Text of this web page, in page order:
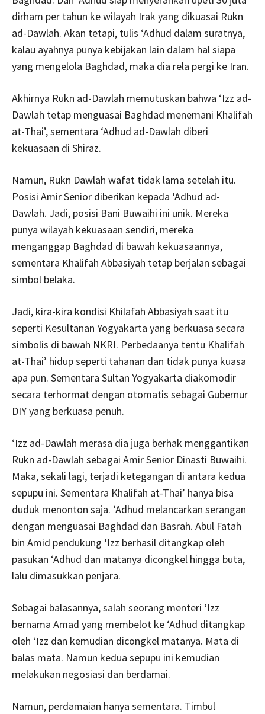
dirham per tahun ke wilayah Irak yang dikuasai Rukn
ad-Dawlah. Akan tetapi, tulis ‘Adhud dalam suratnya,
kalau ayahnya punya kebijakan lain dalam hal siapa
yang mengelola Baghdad, maka dia rela pergi ke Iran.
Akhirnya Rukn ad-Dawlah memutuskan bahwa ‘Izz ad-
Dawlah tetap menguasai Baghdad menemani Khalifah
at-Thai’, sementara ‘Adhud ad-Dawlah diberi
kekuasaan di Shiraz.
Namun, Rukn Dawlah wafat tidak lama setelah itu.
Posisi Amir Senior diberikan kepada ‘Adhud ad-
Dawlah. Jadi, posisi Bani Buwaihi ini unik. Mereka
punya wilayah kekuasaan sendiri, mereka
menganggap Baghdad di bawah kekuasaannya,
sementara Khalifah Abbasiyah tetap berjalan sebagai
simbol belaka.
Jadi, kira-kira kondisi Khilafah Abbasiyah saat itu
seperti Kesultanan Yogyakarta yang berkuasa secara
simbolis di bawah NKRI. Perbedaanya tentu Khalifah
at-Thai’ hidup seperti tahanan dan tidak punya kuasa
apa pun. Sementara Sultan Yogyakarta diakomodir
secara terhormat dengan otomatis sebagai Gubernur
DIY yang berkuasa penuh.
‘Izz ad-Dawlah merasa dia juga berhak menggantikan
Rukn ad-Dawlah sebagai Amir Senior Dinasti Buwaihi.
Maka, sekali lagi, terjadi ketegangan di antara kedua
sepupu ini. Sementara Khalifah at-Thai’ hanya bisa
duduk menonton saja. ‘Adhud melancarkan serangan
dengan menguasai Baghdad dan Basrah. Abul Fatah
bin Amid pendukung ‘Izz berhasil ditangkap oleh
pasukan ‘Adhud dan matanya dicongkel hingga buta,
lalu dimasukkan penjara.
Sebagai balasannya, salah seorang menteri ‘Izz
bernama Amad yang membelot ke ‘Adhud ditangkap
oleh ‘Izz dan kemudian dicongkel matanya. Mata di
balas mata. Namun kedua sepupu ini kemudian
melakukan negosiasi dan berdamai.
Namun, perdamaian hanya sementara. Timbul